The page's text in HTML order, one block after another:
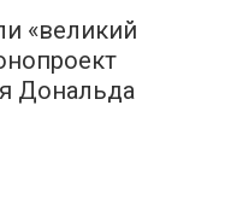
«великий
Дональда